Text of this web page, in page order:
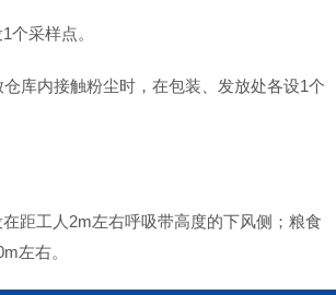
个采样点。
仓库内接触粉尘时，在包装、发放处各设1个
距工人2m左右呼吸带高度的下风侧；粮食
左右。